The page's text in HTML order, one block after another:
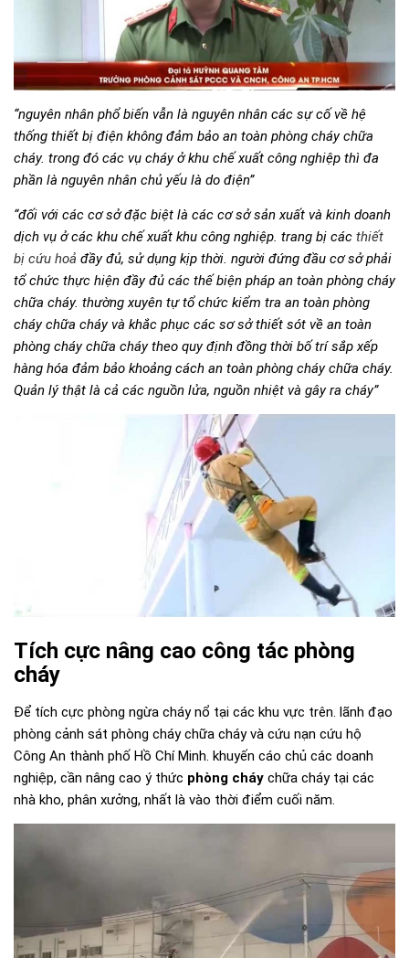
“nguyên nhân phổ biến vẫn là nguyên nhân các sự cố về hệ
thống thiết bị điện không đảm bảo an toàn phòng cháy chữa
cháy. trong đó các vụ cháy ở khu chế xuất công nghiệp thì đa
phần là nguyên nhân chủ yếu là do điện”
“đối với các cơ sở đặc biệt là các cơ sở sản xuất và kinh doanh
dịch vụ ở các khu chế xuất khu công nghiệp. trang bị các thiết
bị cứu hoả đầy đủ, sử dụng kịp thời. người đứng đầu cơ sở phải
tổ chức thực hiện đầy đủ các thế biện pháp an toàn phòng cháy
chữa cháy. thường xuyên tự tổ chức kiểm tra an toàn phòng
cháy chữa cháy và khắc phục các sơ sở thiết sót về an toàn
phòng cháy chữa cháy theo quy định đồng thời bố trí sắp xếp
hàng hóa đảm bảo khoảng cách an toàn phòng cháy chữa cháy.
Quản lý thật là cả các nguồn lửa, nguồn nhiệt và gây ra cháy”
Tích cực nâng cao công tác phòng
cháy
Để tích cực phòng ngừa cháy nổ tại các khu vực trên. lãnh đạo
phòng cảnh sát phòng cháy chữa cháy và cứu nạn cứu hộ
Công An thành phố Hồ Chí Minh. khuyến cáo chủ các doanh
nghiệp, cần nâng cao ý thức phòng cháy chữa cháy tại các
nhà kho, phân xưởng, nhất là vào thời điểm cuối năm.